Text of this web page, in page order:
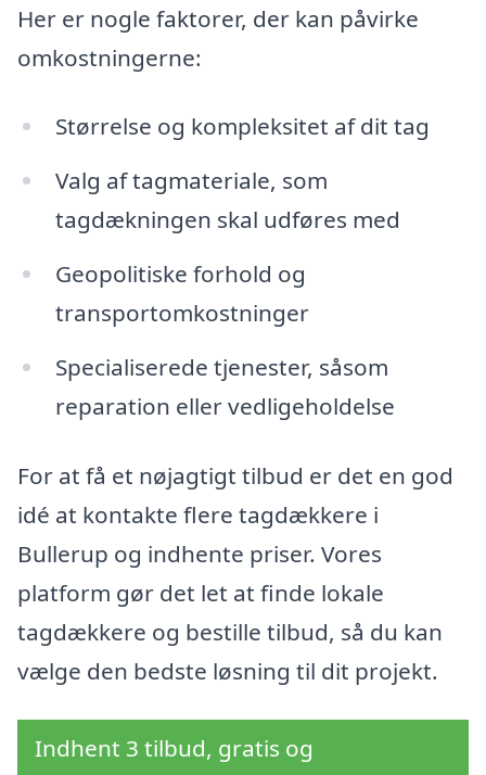
Her er nogle faktorer, der kan påvirke
omkostningerne:
Størrelse og kompleksitet af dit tag
Valg af tagmateriale, som
tagdækningen skal udføres med
Geopolitiske forhold og
transportomkostninger
Specialiserede tjenester, såsom
reparation eller vedligeholdelse
For at få et nøjagtigt tilbud er det en god
idé at kontakte flere tagdækkere i
Bullerup og indhente priser. Vores
platform gør det let at finde lokale
tagdækkere og bestille tilbud, så du kan
vælge den bedste løsning til dit projekt.
Indhent 3 tilbud, gratis og